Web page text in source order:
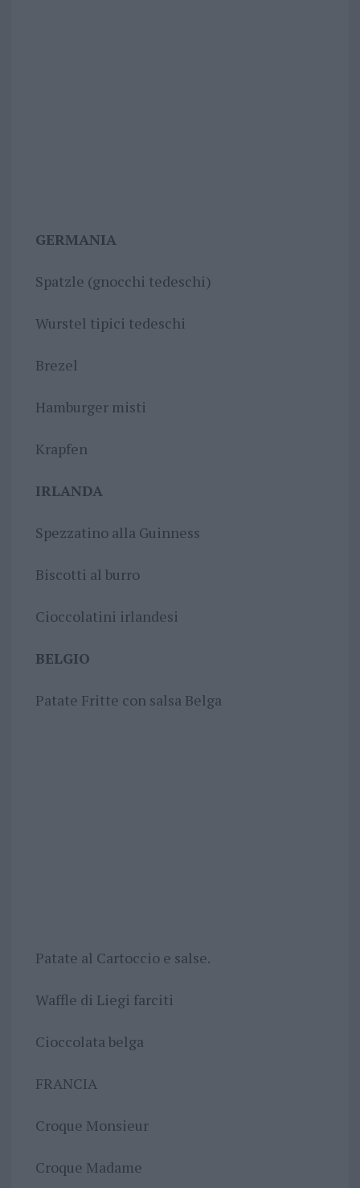
GERMANIA
Spatzle (gnocchi tedeschi)
Wurstel tipici tedeschi
Brezel
Hamburger misti
Krapfen
IRLANDA
Spezzatino alla Guinness
Biscotti al burro
Cioccolatini irlandesi
BELGIO
Patate Fritte con salsa Belga
Patate al Cartoccio e salse.
Waffle di Liegi farciti
Cioccolata belga
FRANCIA
Croque Monsieur
Croque Madame